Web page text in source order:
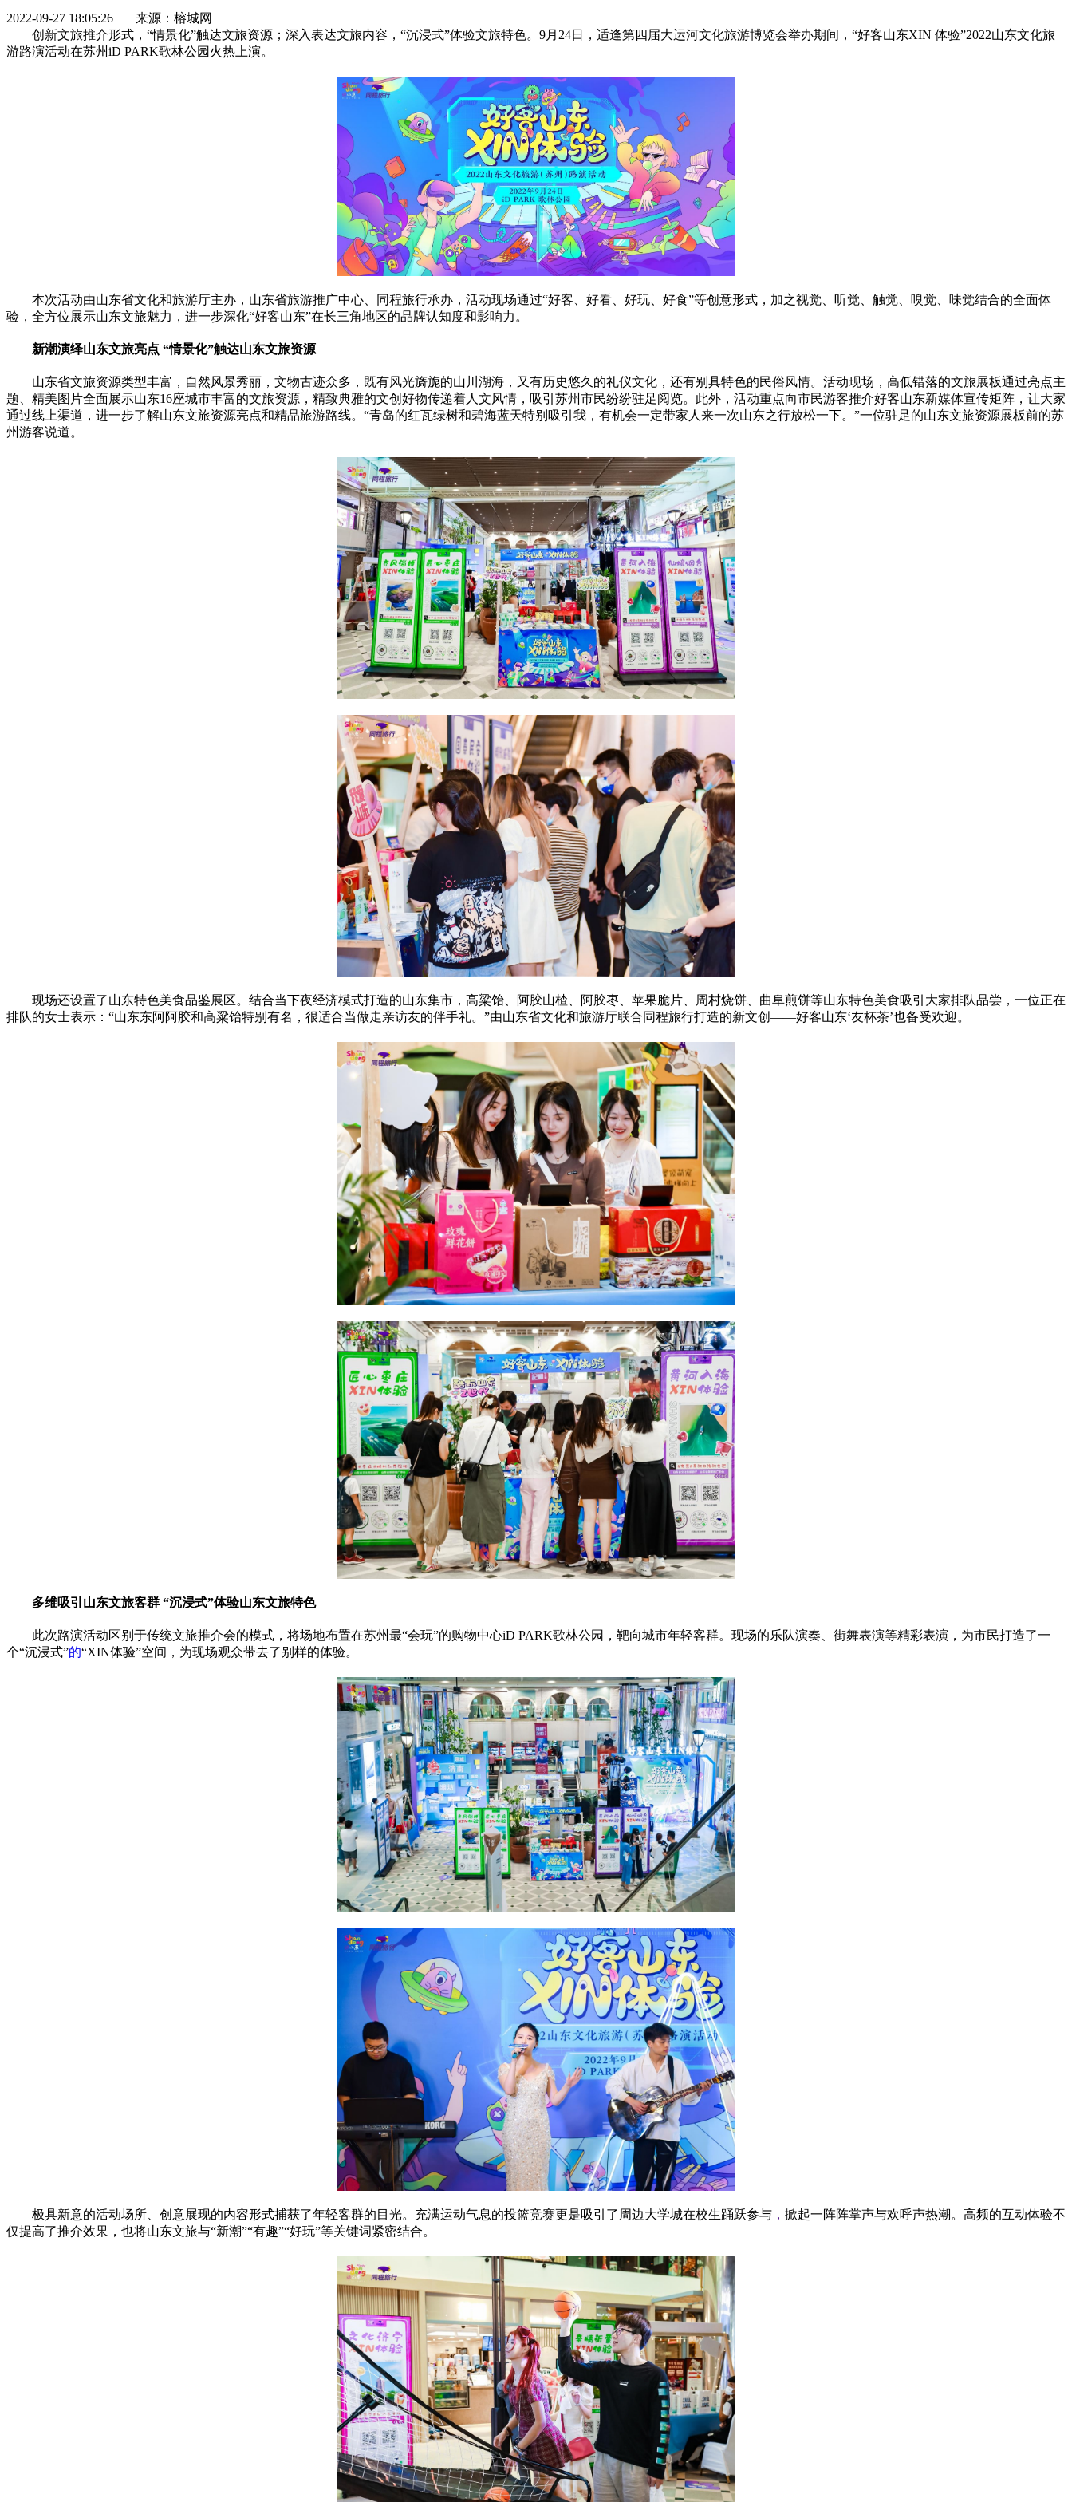
2022-09-27 18:05:26 来源：榕城网
创新文旅推介形式，“情景化”触达文旅资源；深入表达文旅内容，“沉浸式”体验文旅特色。9月24日，适逢第四届大运河文化旅游博览会举办期间，“好客山东XIN 体验”2022山东文化旅
游路演活动在苏州iD PARK歌林公园火热上演。
本次活动由山东省文化和旅游厅主办，山东省旅游推广中心、同程旅行承办，活动现场通过“好客、好看、好玩、好食”等创意形式，加之视觉、听觉、触觉、嗅觉、味觉结合的全面体
验，全方位展示山东文旅魅力，进一步深化“好客山东”在长三角地区的品牌认知度和影响力。
新潮演绎山东文旅亮点 “情景化”触达山东文旅资源
山东省文旅资源类型丰富，自然风景秀丽，文物古迹众多，既有风光旖旎的山川湖海，又有历史悠久的礼仪文化，还有别具特色的民俗风情。活动现场，高低错落的文旅展板通过亮点主
题、精美图片全面展示山东16座城市丰富的文旅资源，精致典雅的文创好物传递着人文风情，吸引苏州市民纷纷驻足阅览。此外，活动重点向市民游客推介好客山东新媒体宣传矩阵，让大家
通过线上渠道，进一步了解山东文旅资源亮点和精品旅游路线。“青岛的红瓦绿树和碧海蓝天特别吸引我，有机会一定带家人来一次山东之行放松一下。”一位驻足的山东文旅资源展板前的苏
州游客说道。
现场还设置了山东特色美食品鉴展区。结合当下夜经济模式打造的山东集市，高粱饴、阿胶山楂、阿胶枣、苹果脆片、周村烧饼、曲阜煎饼等山东特色美食吸引大家排队品尝，一位正在
排队的女士表示：“山东东阿阿胶和高粱饴特别有名，很适合当做走亲访友的伴手礼。”由山东省文化和旅游厅联合同程旅行打造的新文创——好客山东‘友杯茶’也备受欢迎。
多维吸引山东文旅客群 “沉浸式”体验山东文旅特色
此次路演活动区别于传统文旅推介会的模式，将场地布置在苏州最“会玩”的购物中心iD PARK歌林公园，靶向城市年轻客群。现场的乐队演奏、街舞表演等精彩表演，为市民打造了一
个“沉浸式”的“XIN体验”空间，为现场观众带去了别样的体验。
极具新意的活动场所、创意展现的内容形式捕获了年轻客群的目光。充满运动气息的投篮竞赛更是吸引了周边大学城在校生踊跃参与 ， 掀起一阵阵掌声与欢呼声热潮。高频的互动体验不
仅提高了推介效果，也将山东文旅与“新潮”“有趣”“好玩”等关键词紧密结合。